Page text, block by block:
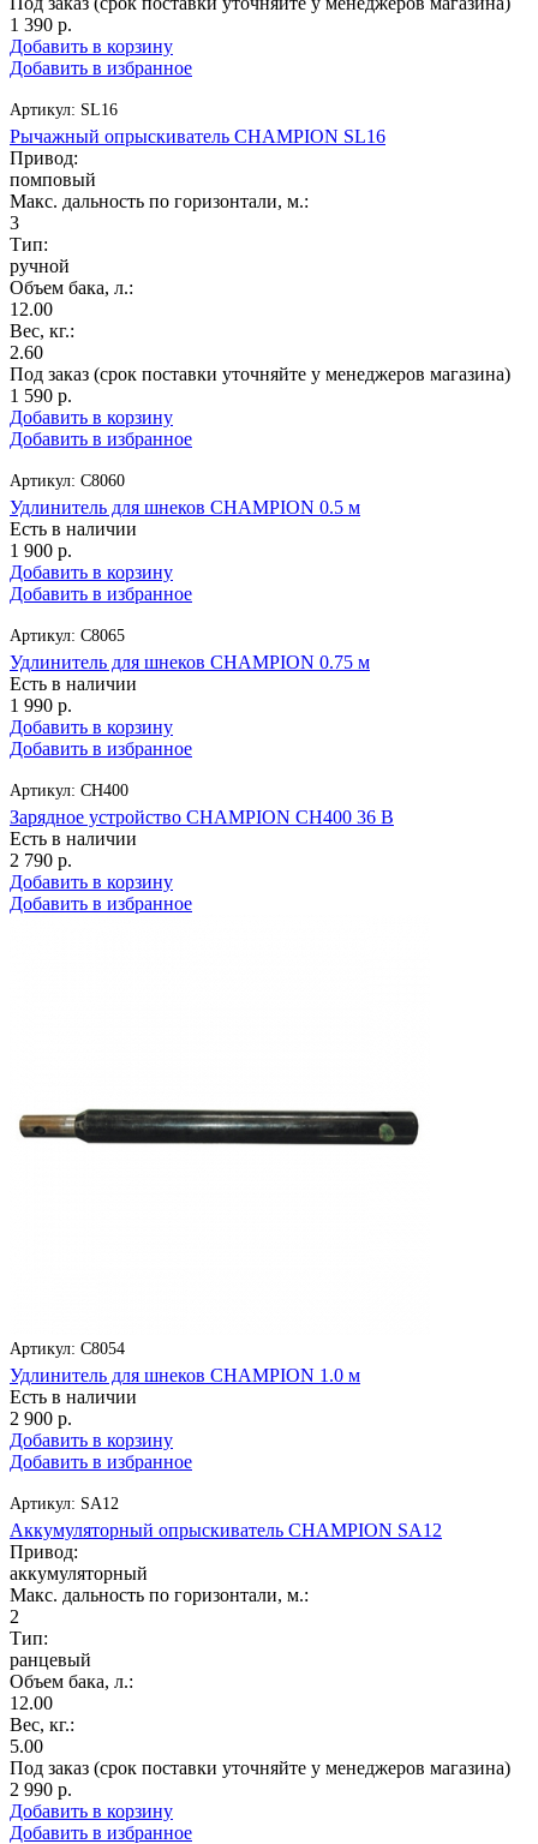
1 390 р.
Добавить в корзину
Добавить в избранное
Артикул: SL16
Рычажный опрыскиватель CHAMPION SL16
Привод:
помповый
Макс. дальность по горизонтали, м.:
3
Тип:
ручной
Объем бака, л.:
12.00
Вес, кг.:
2.60
Под заказ (срок поставки уточняйте у менеджеров магазина)
1 590 р.
Добавить в корзину
Добавить в избранное
Артикул: C8060
Удлинитель для шнеков CHAMPION 0.5 м
Есть в наличии
1 900 р.
Добавить в корзину
Добавить в избранное
Артикул: C8065
Удлинитель для шнеков CHAMPION 0.75 м
Есть в наличии
1 990 р.
Добавить в корзину
Добавить в избранное
Артикул: CH400
Зарядное устройство CHAMPION CH400 36 В
Есть в наличии
2 790 р.
Добавить в корзину
Добавить в избранное
Артикул: C8054
Удлинитель для шнеков CHAMPION 1.0 м
Есть в наличии
2 900 р.
Добавить в корзину
Добавить в избранное
Артикул: SA12
Аккумуляторный опрыскиватель CHAMPION SA12
Привод:
аккумуляторный
Макс. дальность по горизонтали, м.:
2
Тип:
ранцевый
Объем бака, л.:
12.00
Вес, кг.:
5.00
Под заказ (срок поставки уточняйте у менеджеров магазина)
2 990 р.
Добавить в корзину
Добавить в избранное